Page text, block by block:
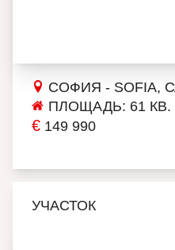
СОФИЯ - SOFIA,
ПЛОЩАДЬ: 61 КВ.
€ 149 990
УЧАСТОК